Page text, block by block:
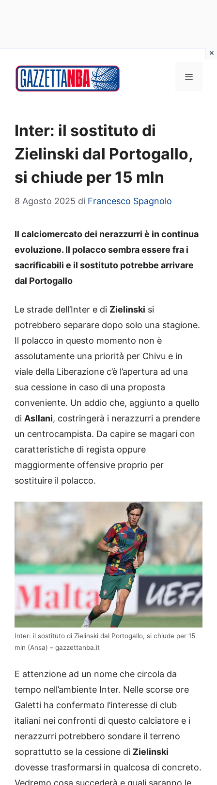
contenuto
MENU
Inter: il sostituto di
Zielinski dal Portogallo,
si chiude per 15 mln
8 Agosto 2025 di Francesco Spagnolo
Il calciomercato dei nerazzurri è in continua
evoluzione. Il polacco sembra essere fra i
sacrificabili e il sostituto potrebbe arrivare
dal Portogallo
Le strade dell’Inter e di Zielinski si
potrebbero separare dopo solo una stagione.
Il polacco in questo momento non è
assolutamente una priorità per Chivu e in
viale della Liberazione c’è l’apertura ad una
sua cessione in caso di una proposta
conveniente. Un addio che, aggiunto a quello
di Asllani, costringerà i nerazzurri a prendere
un centrocampista. Da capire se magari con
caratteristiche di regista oppure
maggiormente offensive proprio per
sostituire il polacco.
Inter: il sostituto di Zielinski dal Portogallo, si chiude per 15
mln (Ansa) – gazzettanba.it
E attenzione ad un nome che circola da
tempo nell’ambiente Inter. Nelle scorse ore
Galetti ha confermato l’interesse di club
italiani nei confronti di questo calciatore e i
nerazzurri potrebbero sondare il terreno
soprattutto se la cessione di Zielinski
dovesse trasformarsi in qualcosa di concreto.
Vedremo cosa succederà e quali saranno le